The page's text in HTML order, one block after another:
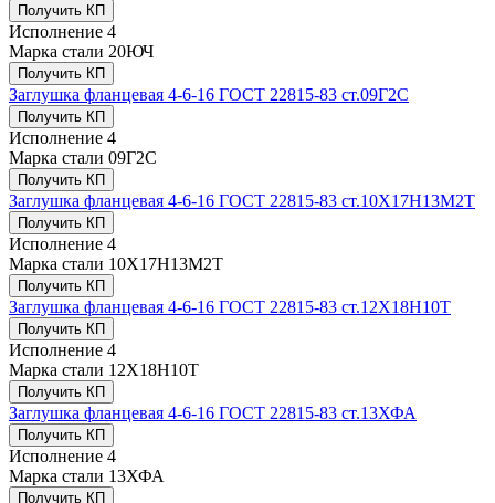
Получить КП
Исполнение 4
Марка стали 20ЮЧ
Получить КП
Заглушка фланцевая 4-6-16 ГОСТ 22815-83 ст.09Г2С
Получить КП
Исполнение 4
Марка стали 09Г2С
Получить КП
Заглушка фланцевая 4-6-16 ГОСТ 22815-83 ст.10Х17Н13М2Т
Получить КП
Исполнение 4
Марка стали 10Х17Н13М2Т
Получить КП
Заглушка фланцевая 4-6-16 ГОСТ 22815-83 ст.12Х18Н10Т
Получить КП
Исполнение 4
Марка стали 12Х18Н10Т
Получить КП
Заглушка фланцевая 4-6-16 ГОСТ 22815-83 ст.13ХФА
Получить КП
Исполнение 4
Марка стали 13ХФА
Получить КП